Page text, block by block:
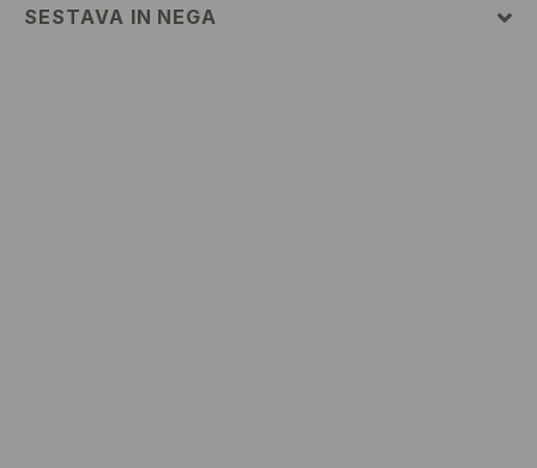
SESTAVA IN NEGA